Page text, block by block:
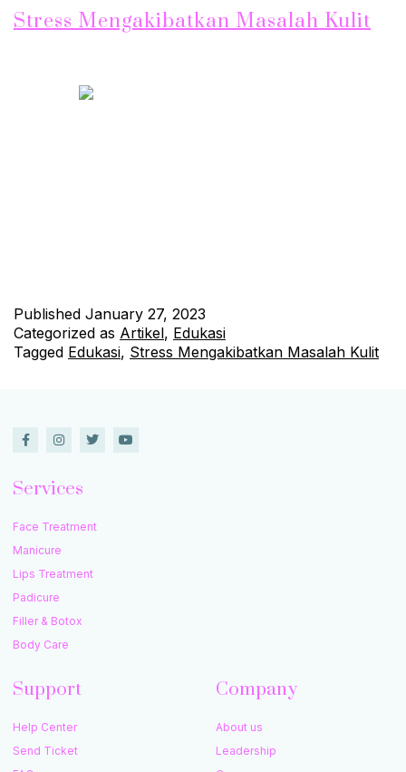
Stress Mengakibatkan Masalah Kulit
Published January 27, 2023
Categorized as Artikel, Edukasi
Tagged Edukasi, Stress Mengakibatkan Masalah Kulit
Services
Face Treatment
Manicure
Lips Treatment
Padicure
Filler & Botox
Body Care
Support
Help Center
Send Ticket
Company
About us
Leadership